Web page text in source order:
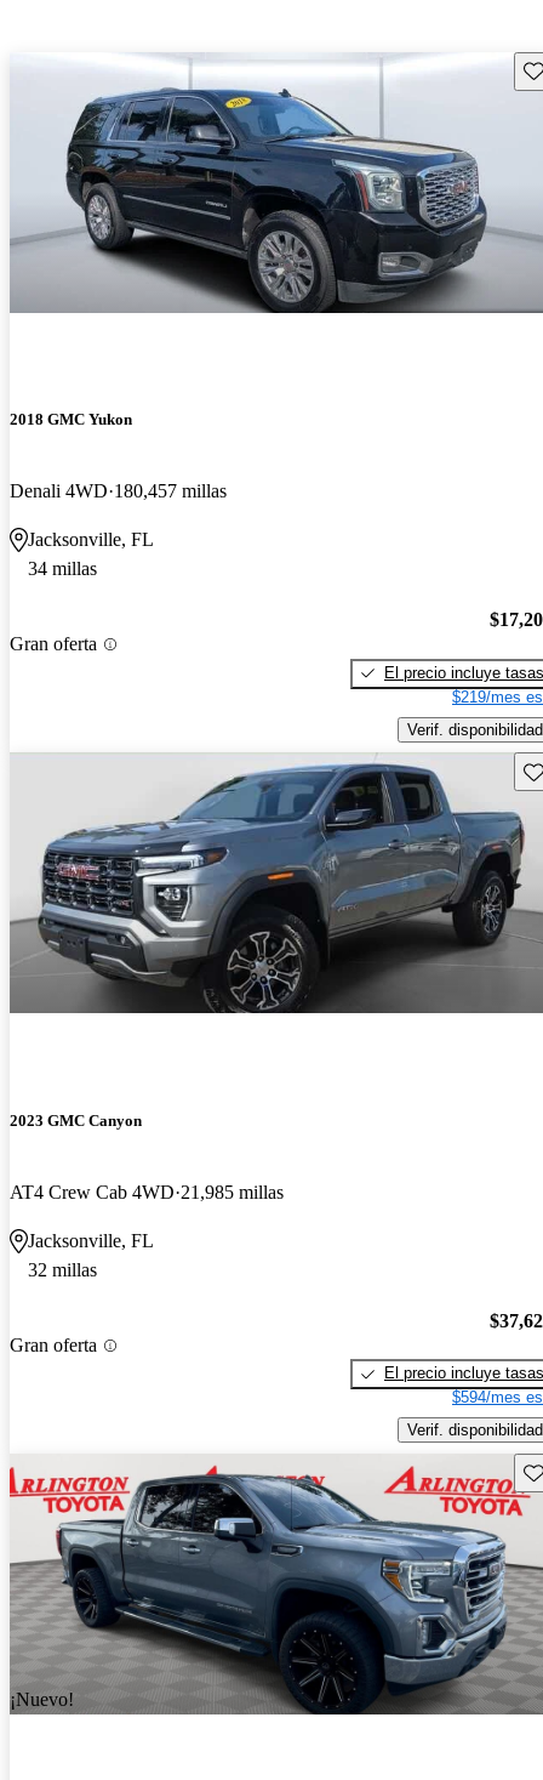
2018 GMC Yukon
Denali 4WD 180,457 millas
Jacksonville, FL
34 millas
Gran oferta
El precio incluye tasas
$219/mes
Verif. disponibilidad
2023 GMC Canyon
AT4 Crew Cab 4WD 21,985 millas
Jacksonville, FL
32 millas
Gran oferta
El precio incluye tasas
$594/mes
Verif. disponibilidad
¡Nuevo!